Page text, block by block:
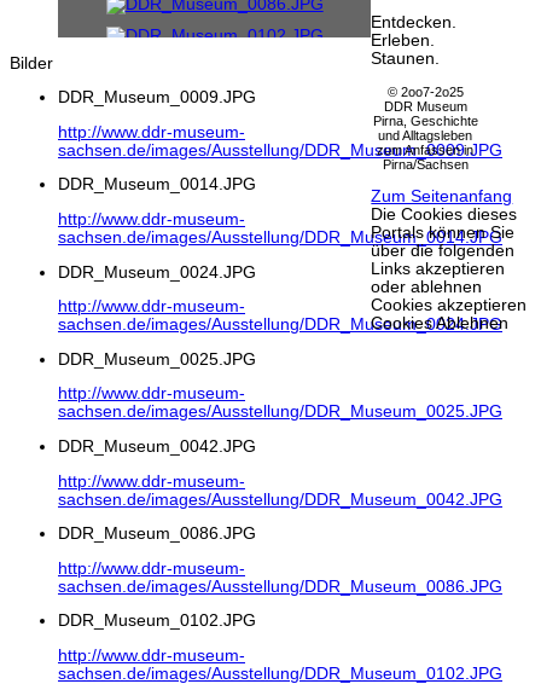
Bilder
DDR_Museum_0009.JPG
http://www.ddr-museum-
sachsen.de/images/Ausstellung/DDR_Museum_0009.JPG
DDR_Museum_0014.JPG
http://www.ddr-museum-
sachsen.de/images/Ausstellung/DDR_Museum_0014.JPG
DDR_Museum_0024.JPG
http://www.ddr-museum-
sachsen.de/images/Ausstellung/DDR_Museum_0024.JPG
DDR_Museum_0025.JPG
http://www.ddr-museum-
sachsen.de/images/Ausstellung/DDR_Museum_0025.JPG
DDR_Museum_0042.JPG
http://www.ddr-museum-
sachsen.de/images/Ausstellung/DDR_Museum_0042.JPG
DDR_Museum_0086.JPG
http://www.ddr-museum-
sachsen.de/images/Ausstellung/DDR_Museum_0086.JPG
DDR_Museum_0102.JPG
http://www.ddr-museum-
sachsen.de/images/Ausstellung/DDR_Museum_0102.JPG
Entdecken.
Erleben.
Staunen.
© 2oo7-2o25
DDR Museum
Pirna, Geschichte
und Alltagsleben
zum Anfassen in
Pirna/Sachsen
Zum Seitenanfang
Die Cookies dieses
Portals können Sie
über die folgenden
Links akzeptieren
oder ablehnen
Cookies akzeptieren
Cookies Ablehnen